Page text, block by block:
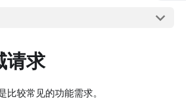
请求
比较常见的功能需求。